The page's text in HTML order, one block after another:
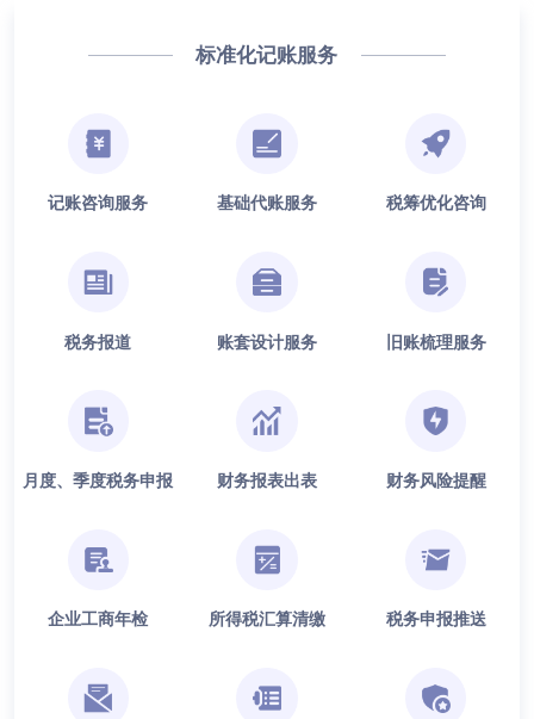
标准化记账服务
记账咨询服务 基础代账服务 税筹优化咨询
税务报道 账套设计服务 旧账梳理服务
月度、季度税务申报 财务报表出表 财务风险提醒
企业工商年检 所得税汇算清缴 税务申报推送